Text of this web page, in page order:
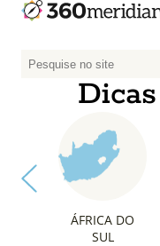
P
s
ÁFRICA DO
SUL